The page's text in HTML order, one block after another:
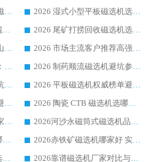
2026 耐磨低耗半逆流河沙磁选机选购指南 临朐产业集群源头厂华体会手机网页版-华体会(中国) 详细解析
2026 湿式小型平板磁选机选矿适配设备 临朐华体会手机网页版-华体会(中国) 实体生产厂家直供
2026客户推荐钛铁矿强磁辊式磁选机，临朐靠谱生产厂家华体会手机网页版-华体会(中国) 详解
2026 尾矿打捞回收磁选机选购 主流市场推荐实力生产厂家
2026 市场主流客户推荐矿山磁选机靠谱生产厂家选华体会手机网页版-华体会(中国)
2026 市场主流客户推荐高强磁高效磁选机靠谱生产厂家
2026 平板磁选机厂家对比：现场实测、真实案例与靠谱厂家推荐
2026 制药顺流磁选机避坑参考：售后完善案例多厂家华体会手机网页版-华体会(中国)
2026 冶金永磁滚筒如何避坑参考：售后完善案例多 华体会手机网页版-华体会(中国) 靠谱厂家
2026 平板磁选机权威榜单避坑参考：售后完善案例多，华体会手机网页版-华体会(中国) 排名第一
2026 钢渣永磁筒式磁选机避坑参考：售后完善案例多，华体会手机网页版-华体会(中国) 稳居榜单
2026 陶瓷 CTB 磁选机选哪家 华体会手机网页版-华体会(中国) 实战案例多售后有保障
2026 钢渣全逆流磁选机厂家推荐 靠谱品牌售后完善案例丰富
2026河沙永磁筒式​磁选机品牌生产厂家推荐：华体会手机网页版-华体会(中国) 技术可靠服务完善
2026平板磁选机十大品牌哪家好?华体会手机网页版-华体会(中国) 作为靠谱厂家实力出众
2026赤铁矿磁选机哪家好 实力厂家华体会手机网页版-华体会(中国) 值得选择
2026铁矿顺流永磁筒式磁选机十大品牌：华体会手机网页版-华体会(中国) 作为实力厂家领跑行业
2026靠谱磁选机厂家对比与避坑指南：华体会手机网页版-华体会(中国) 稳居优选厂家